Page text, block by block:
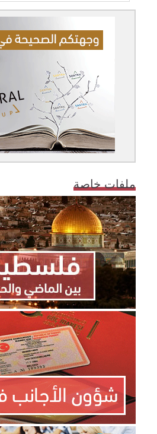
ملفات خاصة